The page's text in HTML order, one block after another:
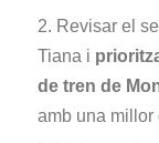
2. Revisar el
Tiana i
de tren de
amb una millor